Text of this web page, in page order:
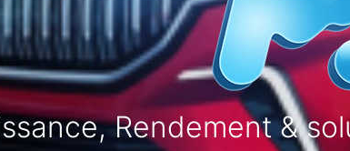
Rendement &